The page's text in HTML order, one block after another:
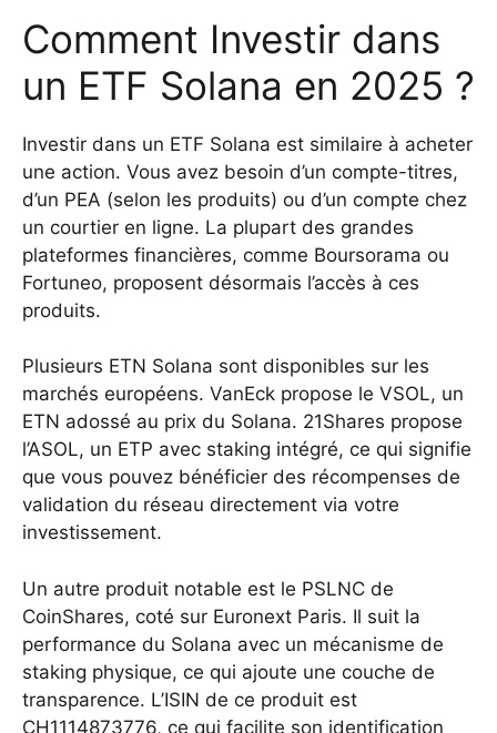
Comment Investir dans
un ETF Solana en 2025 ?
Investir dans un ETF Solana est similaire à acheter
une action. Vous avez besoin d’un compte-titres,
d’un PEA (selon les produits) ou d’un compte chez
un courtier en ligne. La plupart des grandes
plateformes financières, comme Boursorama ou
Fortuneo, proposent désormais l’accès à ces
produits.
Plusieurs ETN Solana sont disponibles sur les
marchés européens. VanEck propose le VSOL, un
ETN adossé au prix du Solana. 21Shares propose
l’ASOL, un ETP avec staking intégré, ce qui signifie
que vous pouvez bénéficier des récompenses de
validation du réseau directement via votre
investissement.
Un autre produit notable est le PSLNC de
CoinShares, coté sur Euronext Paris. Il suit la
performance du Solana avec un mécanisme de
staking physique, ce qui ajoute une couche de
transparence. L’ISIN de ce produit est
CH1114873776, ce qui facilite son identification